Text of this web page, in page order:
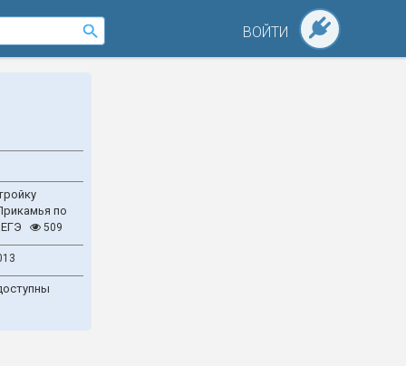
ВОЙТИ
по
509